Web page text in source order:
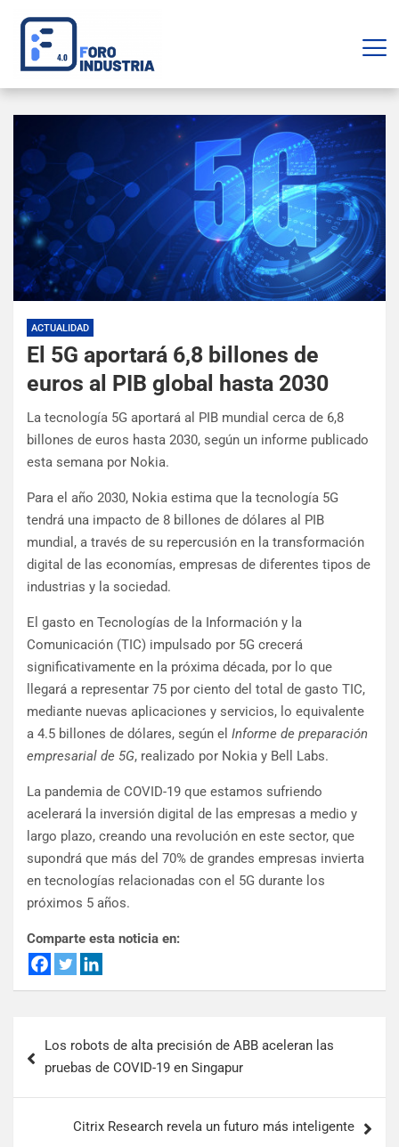
ACTUALIDAD
El 5G aportará 6,8 billones de
euros al PIB global hasta 2030
La tecnología 5G aportará al PIB mundial cerca de 6,8
billones de euros hasta 2030, según un informe publicado
esta semana por Nokia.
Para el año 2030, Nokia estima que la tecnología 5G
tendrá una impacto de 8 billones de dólares al PIB
mundial, a través de su repercusión en la transformación
digital de las economías, empresas de diferentes tipos de
industrias y la sociedad.
El gasto en Tecnologías de la Información y la
Comunicación (TIC) impulsado por 5G crecerá
significativamente en la próxima década, por lo que
llegará a representar 75 por ciento del total de gasto TIC,
mediante nuevas aplicaciones y servicios, lo equivalente
a 4.5 billones de dólares, según el Informe de preparación
empresarial de 5G, realizado por Nokia y Bell Labs.
La pandemia de COVID-19 que estamos sufriendo
acelerará la inversión digital de las empresas a medio y
largo plazo, creando una revolución en este sector, que
supondrá que más del 70% de grandes empresas invierta
en tecnologías relacionadas con el 5G durante los
próximos 5 años.
Comparte esta noticia en:
Los robots de alta precisión de ABB aceleran las
pruebas de COVID-19 en Singapur
Citrix Research revela un futuro más inteligente